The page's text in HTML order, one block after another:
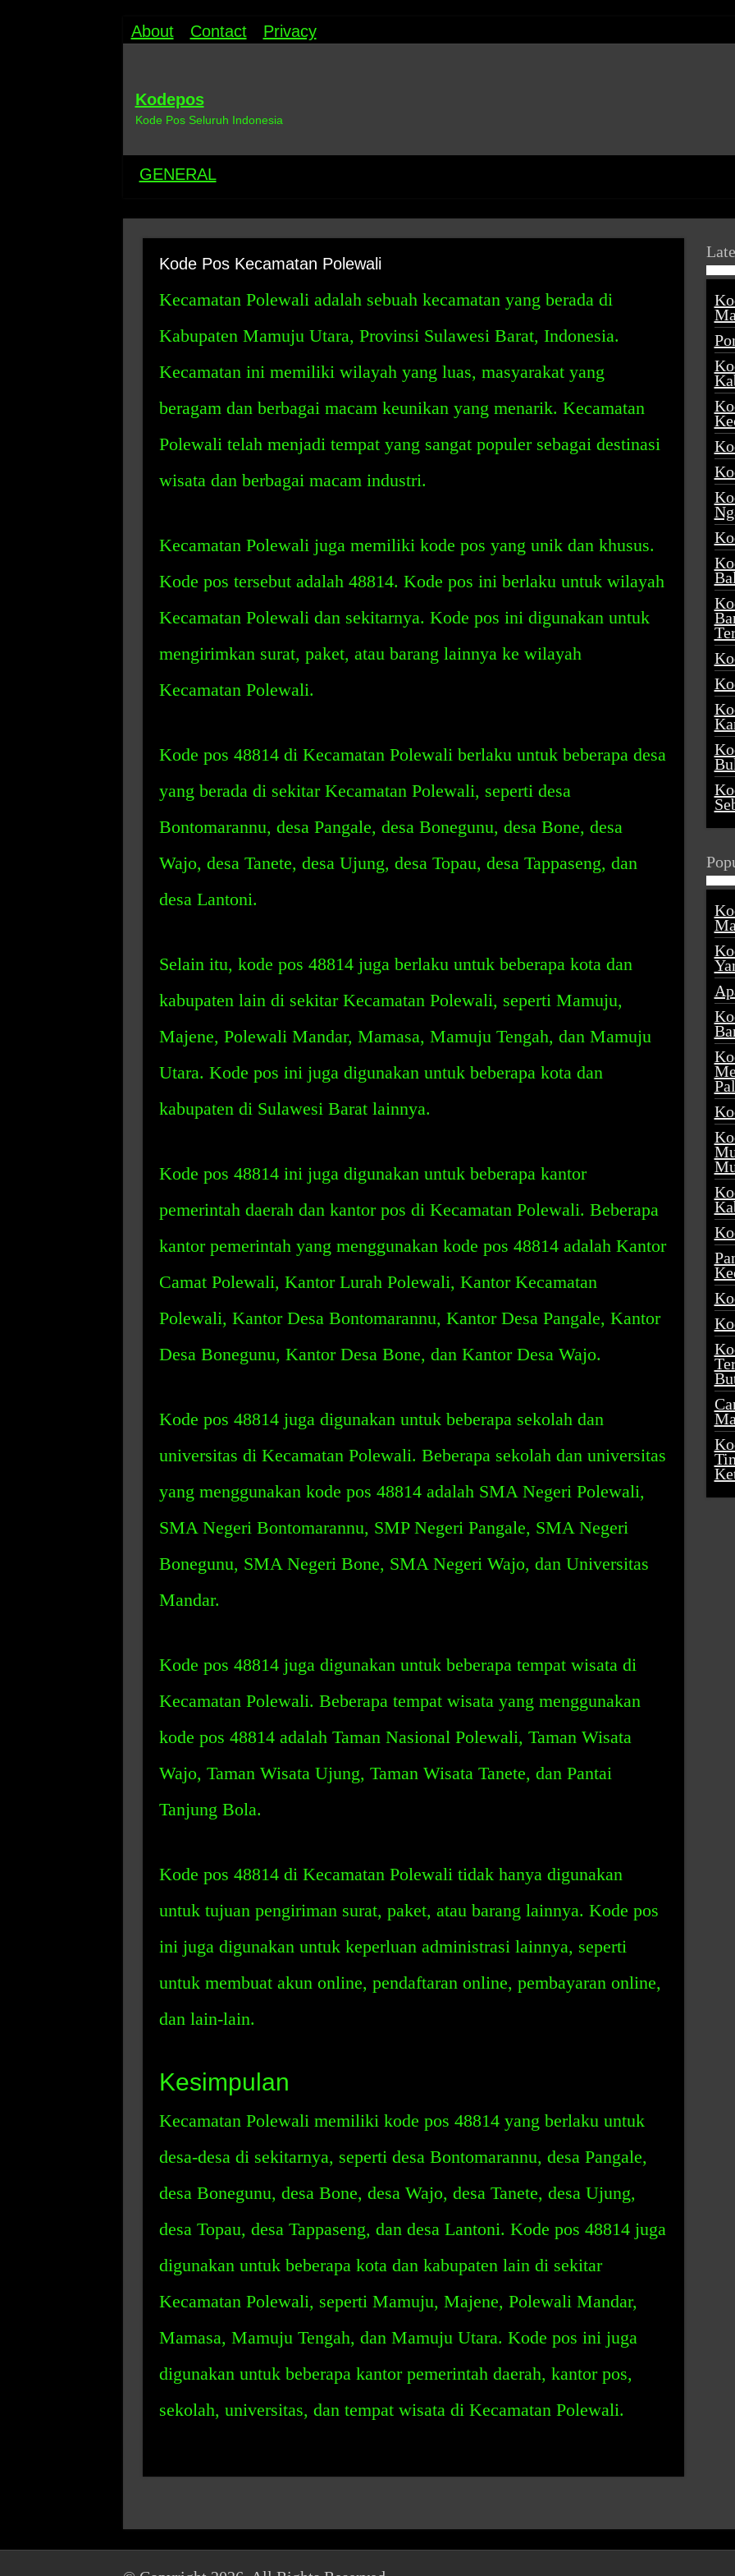
About Contact Privacy
Kodepos
Kode Pos Seluruh Indonesia
GENERAL
Kode Pos Kecamatan Polewali
Kecamatan Polewali adalah sebuah kecamatan yang berada di
Kabupaten Mamuju Utara, Provinsi Sulawesi Barat, Indonesia.
Kecamatan ini memiliki wilayah yang luas, masyarakat yang
beragam dan berbagai macam keunikan yang menarik. Kecamatan
Polewali telah menjadi tempat yang sangat populer sebagai destinasi
wisata dan berbagai macam industri.
Kecamatan Polewali juga memiliki kode pos yang unik dan khusus.
Kode pos tersebut adalah 48814. Kode pos ini berlaku untuk wilayah
Kecamatan Polewali dan sekitarnya. Kode pos ini digunakan untuk
mengirimkan surat, paket, atau barang lainnya ke wilayah
Kecamatan Polewali.
Kode pos 48814 di Kecamatan Polewali berlaku untuk beberapa desa
yang berada di sekitar Kecamatan Polewali, seperti desa
Bontomarannu, desa Pangale, desa Bonegunu, desa Bone, desa
Wajo, desa Tanete, desa Ujung, desa Topau, desa Tappaseng, dan
desa Lantoni.
Selain itu, kode pos 48814 juga berlaku untuk beberapa kota dan
kabupaten lain di sekitar Kecamatan Polewali, seperti Mamuju,
Majene, Polewali Mandar, Mamasa, Mamuju Tengah, dan Mamuju
Utara. Kode pos ini juga digunakan untuk beberapa kota dan
kabupaten di Sulawesi Barat lainnya.
Kode pos 48814 ini juga digunakan untuk beberapa kantor
pemerintah daerah dan kantor pos di Kecamatan Polewali. Beberapa
kantor pemerintah yang menggunakan kode pos 48814 adalah Kantor
Camat Polewali, Kantor Lurah Polewali, Kantor Kecamatan
Polewali, Kantor Desa Bontomarannu, Kantor Desa Pangale, Kantor
Desa Bonegunu, Kantor Desa Bone, dan Kantor Desa Wajo.
Kode pos 48814 juga digunakan untuk beberapa sekolah dan
universitas di Kecamatan Polewali. Beberapa sekolah dan universitas
yang menggunakan kode pos 48814 adalah SMA Negeri Polewali,
SMA Negeri Bontomarannu, SMP Negeri Pangale, SMA Negeri
Bonegunu, SMA Negeri Bone, SMA Negeri Wajo, dan Universitas
Mandar.
Kode pos 48814 juga digunakan untuk beberapa tempat wisata di
Kecamatan Polewali. Beberapa tempat wisata yang menggunakan
kode pos 48814 adalah Taman Nasional Polewali, Taman Wisata
Wajo, Taman Wisata Ujung, Taman Wisata Tanete, dan Pantai
Tanjung Bola.
Kode pos 48814 di Kecamatan Polewali tidak hanya digunakan
untuk tujuan pengiriman surat, paket, atau barang lainnya. Kode pos
ini juga digunakan untuk keperluan administrasi lainnya, seperti
untuk membuat akun online, pendaftaran online, pembayaran online,
dan lain-lain.
Kesimpulan
Kecamatan Polewali memiliki kode pos 48814 yang berlaku untuk
desa-desa di sekitarnya, seperti desa Bontomarannu, desa Pangale,
desa Bonegunu, desa Bone, desa Wajo, desa Tanete, desa Ujung,
desa Topau, desa Tappaseng, dan desa Lantoni. Kode pos 48814 juga
digunakan untuk beberapa kota dan kabupaten lain di sekitar
Kecamatan Polewali, seperti Mamuju, Majene, Polewali Mandar,
Mamasa, Mamuju Tengah, dan Mamuju Utara. Kode pos ini juga
digunakan untuk beberapa kantor pemerintah daerah, kantor pos,
sekolah, universitas, dan tempat wisata di Kecamatan Polewali.